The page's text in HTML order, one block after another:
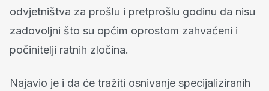
odvjetništva za prošlu i pretprošlu godinu da nisu
zadovoljni što su općim oprostom zahvaćeni i
počinitelji ratnih zločina.
Najavio je i da će tražiti osnivanje specijaliziranih